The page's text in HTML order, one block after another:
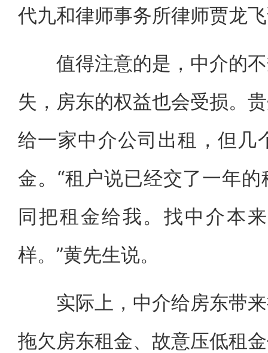
代九和律师事务所律师贾龙
值得注意的是，中介的不
失，房东的权益也会受损。
给一家中介公司出租，但几
金。“租户说已经交了一年
同把租金给我。找中介本
样。”黄先生说。
实际上，中介给房东带来
拖欠房东租金、故意压低租